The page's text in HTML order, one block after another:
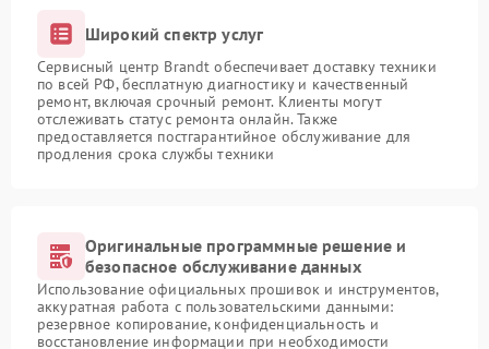
Широкий спектр услуг
Сервисный центр Brandt обеспечивает доставку техники
по всей РФ, бесплатную диагностику и качественный
ремонт, включая срочный ремонт. Клиенты могут
отслеживать статус ремонта онлайн. Также
предоставляется постгарантийное обслуживание для
продления срока службы техники
Оригинальные программные решение и
безопасное обслуживание данных
Использование официальных прошивок и инструментов,
аккуратная работа с пользовательскими данными:
резервное копирование, конфиденциальность и
восстановление информации при необходимости